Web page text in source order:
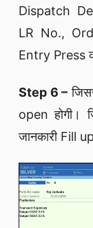
Dispatch
LR No.,
Entry Press
Step 6 –
open होगी।
जानकारी Fill